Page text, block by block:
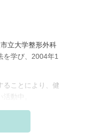
立大学整形外科
を学び、2004年1
ることにより、健
動中。